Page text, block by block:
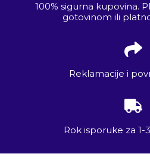
100% sigurna kupovina.
gotovinom ili
Reklamacije i
Rok isporuke za 1-